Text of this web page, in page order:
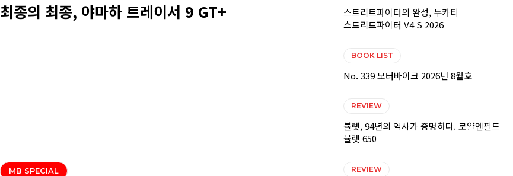
최종의 최종, 야마하 트레이서 9 GT+
MB SPECIAL
스트리트파이터의 완성, 두카티
스트리트파이터 V4 S 2026
BOOK LIST
No. 339 모터바이크 2026년 8월호
REVIEW
뷸렛, 94년의 역사가 증명하다. 로얄엔필드
뷸렛 650
REVIEW